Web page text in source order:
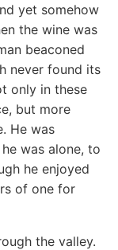
yet somehow
the wine was
beaconed
never found its
only in these
but more
He was
was alone, to
he enjoyed
of one for
the valley.